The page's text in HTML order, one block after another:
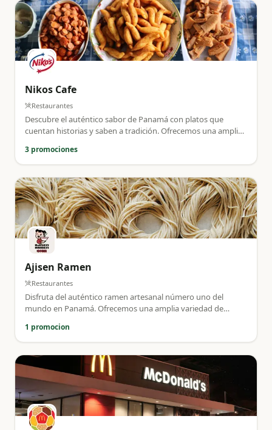
Nikos Cafe
Restaurantes
Descubre el auténtico sabor de Panamá con platos que
cuentan historias y saben a tradición. Ofrecemos una amplia
3 promociones
Ajisen Ramen
Restaurantes
Disfruta del auténtico ramen artesanal número uno del
mundo en Panamá. Ofrecemos una amplia variedad de
calidad y promociones exclusivas para nuestros clientes.
1 promocion